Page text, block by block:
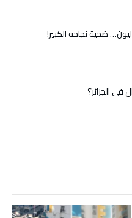
ضحية نجاحه الكبير!
الجزائر؟